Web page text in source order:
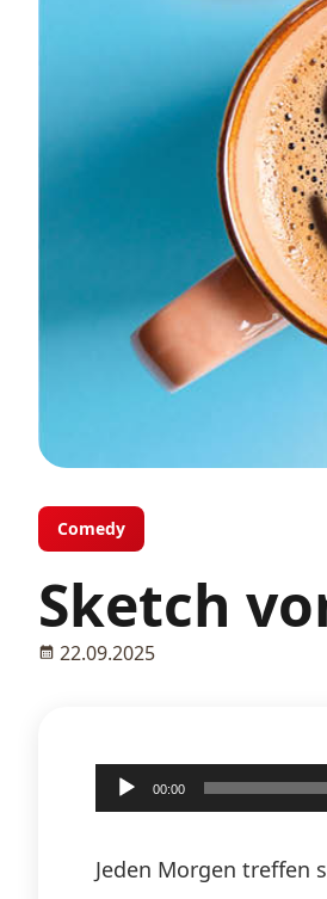
Comedy
Sketch
22.09.2025
Audio-
Player
00:00
Jeden Morgen treffen